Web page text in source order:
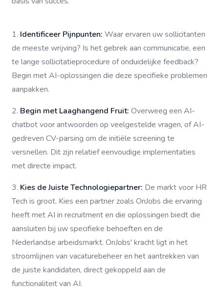
1. Identificeer Pijnpunten: Waar ervaren uw sollicitanten
de meeste wrijving? Is het gebrek aan communicatie, een
te lange sollicitatieprocedure of onduidelijke feedback?
Begin met AI-oplossingen die deze specifieke problemen
aanpakken.
2. Begin met Laaghangend Fruit: Overweeg een AI-
chatbot voor antwoorden op veelgestelde vragen, of AI-
gedreven CV-parsing om de initiële screening te
versnellen. Dit zijn relatief eenvoudige implementaties
met directe impact.
3. Kies de Juiste Technologiepartner: De markt voor HR
Tech is groot. Kies een partner zoals OnJobs die ervaring
heeft met AI in recruitment en die oplossingen biedt die
aansluiten bij uw specifieke behoeften en de
Nederlandse arbeidsmarkt. OnJobs' kracht ligt in het
stroomlijnen van vacaturebeheer en het aantrekken van
de juiste kandidaten, direct gekoppeld aan de
functionaliteit van AI.